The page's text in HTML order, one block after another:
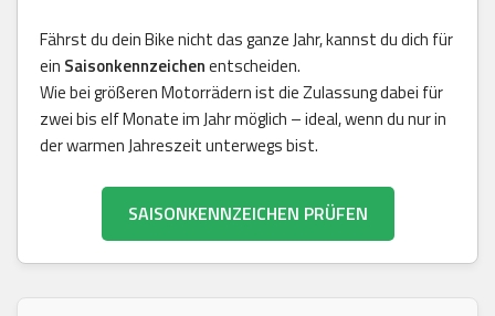
Fährst du dein Bike nicht das ganze Jahr, kannst du dich für
ein Saisonkennzeichenentscheiden.
Wie bei größeren Motorrädern ist die Zulassung dabei für
zwei bis elf Monate im Jahr möglich – ideal, wenn du nur in
der warmen Jahreszeit unterwegs bist.
SAISONKENNZEICHEN PRÜFEN